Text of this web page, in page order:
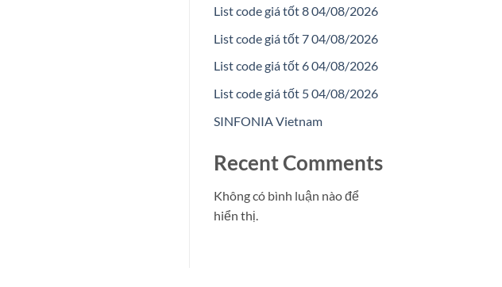
List code giá tốt 8 04/08/2026
List code giá tốt 7 04/08/2026
List code giá tốt 6 04/08/2026
List code giá tốt 5 04/08/2026
SINFONIA Vietnam
Recent Comments
Không có bình luận nào để
hiển thị.